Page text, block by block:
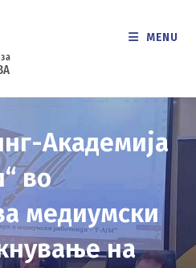
MENU
Академија
во
медиумски
на